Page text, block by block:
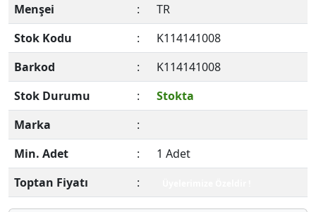
Menşei :
TR
Stok Kodu
:
K114141008
Barkod
:
K114141008
Stok Durumu
:
Stokta
Marka
:
Min. Adet
:
1 Adet
Toptan Fiyatı
: